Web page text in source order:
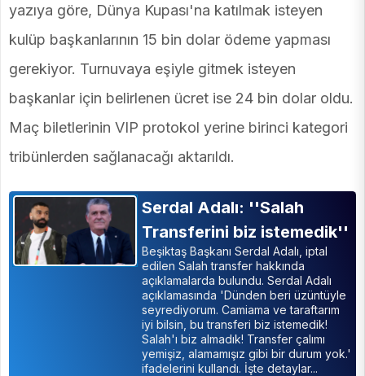
yazıya göre, Dünya Kupası'na katılmak isteyen
kulüp başkanlarının 15 bin dolar ödeme yapması
gerekiyor. Turnuvaya eşiyle gitmek isteyen
başkanlar için belirlenen ücret ise 24 bin dolar oldu.
Maç biletlerinin VIP protokol yerine birinci kategori
tribünlerden sağlanacağı aktarıldı.
Serdal Adalı: ''Salah
Transferini biz istemedik''
Beşiktaş Başkanı Serdal Adalı, iptal
edilen Salah transfer hakkında
açıklamalarda bulundu. Serdal Adalı
açıklamasında 'Dünden beri üzüntüyle
seyrediyorum. Camiama ve taraftarım
iyi bilsin, bu transferi biz istemedik!
Salah'ı biz almadık! Transfer çalımı
yemişiz, alamamışız gibi bir durum yok.'
ifadelerini kullandı. İşte detaylar...